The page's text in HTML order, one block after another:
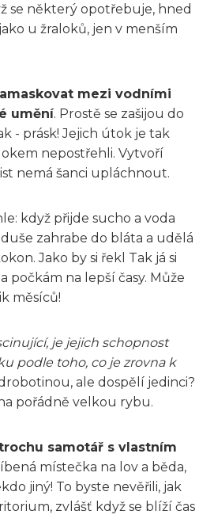
se některý opotřebuje, hned
u žraloků, jen v menším
mezi vodními
umění. Prostě se zašijou do
- prásk! Jejich útok je tak
nepostřehli. Vytvoří
nemá šanci upláchnout.
když přijde sucho a voda
zahrabe do bláta a udělá
Jako by si řekl Tak já si
na lepší časy. Může
měsíců!
je jejich schopnost
podle toho, co je zrovna k
ale dospělí jedinci?
pořádně velkou rybu.
samotář s vlastním
místečka na lov a běda,
jiný! To byste nevěřili, jak
zvlášť když se blíží čas